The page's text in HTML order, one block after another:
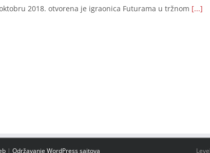
2018. otvorena je igraonica Futurama u tržnom [...]
| Održavanje WordPress sajtova